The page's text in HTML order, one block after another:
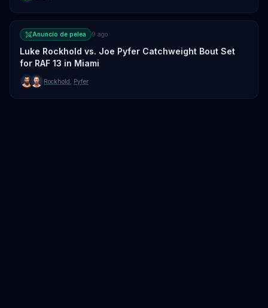
Anuncio de pelea 9 ago
Luke Rockhold vs. Joe Pyfer Catchweight Bout Set
for RAF 13 in Miami
Rockhold Pyfer